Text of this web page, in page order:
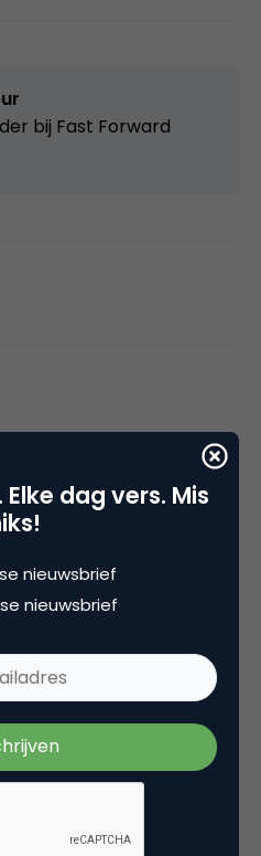
bij Fast Forward
een adres in ‘maps’ en
meteen al bij.
meer dan dat.
dag vers. Mis
nieuwsbrief
nieuwsbrief